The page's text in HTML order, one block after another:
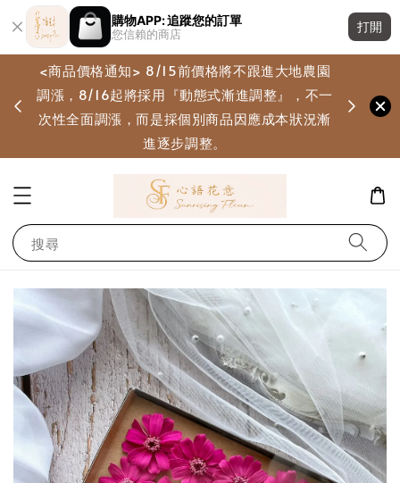
購物APP: 追蹤您的訂單
您信賴的商店
打開
<商品價格通知> 8/15前價格將不跟進大地農園
調漲，8/16起將採用『動態式漸進調整』，不一
次性全面調漲，而是採個別商品因應成本狀況漸
進逐步調整。
搜尋